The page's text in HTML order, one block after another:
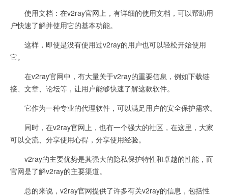
使用文档：在v2ray官网上，有详细的使用文档，可以帮助用
户快速了解并使用它的基本功能。
这样，即使是没有使用过v2ray的用户也可以轻松开始使用
它。
在v2ray官网中，有大量关于v2ray的重要信息，例如下载链
接、文章、论坛等，让用户能够快速了解这款软件。
它作为一种专业的代理软件，可以满足用户的安全保护需求。
同时，在v2ray官网上，也有一个强大的社区，在这里，大家
可以交流、分享使用心得，分享使用经验。
v2ray的主要优势是其强大的隐私保护特性和卓越的性能，而
官网是了解v2ray的主要渠道。
总的来说，v2ray官网提供了许多有关v2ray的信息，包括性